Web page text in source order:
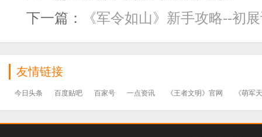
下一篇：
《军令如山》新手攻略--初
友情链接
今日头条 百度贴吧 百家号 一点资讯 《王者文明》官网 《萌军